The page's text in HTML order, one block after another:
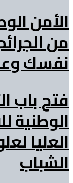
الأمن
من
نفسك
فتح باب
الوطنية
العليا
الشباب